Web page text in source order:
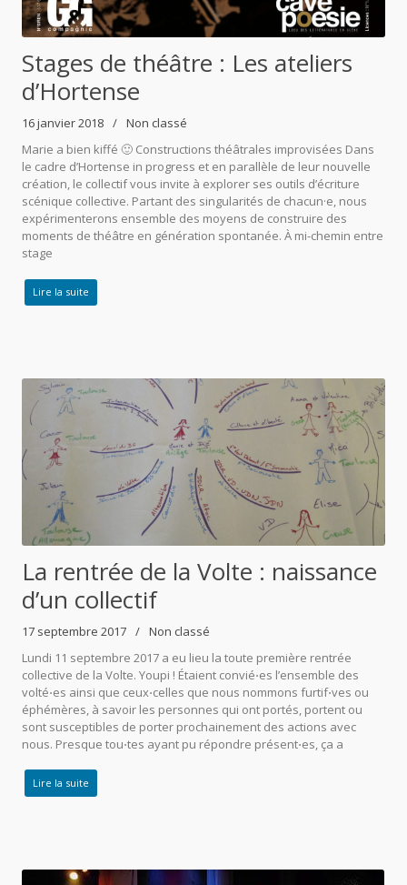
Stages de théâtre : Les ateliers
d’Hortense
16 janvier 2018
Non classé
Marie a bien kiffé 🙂 Constructions théâtrales improvisées Dans
le cadre d’Hortense in progress et en parallèle de leur nouvelle
création, le collectif vous invite à explorer ses outils d’écriture
scénique collective. Partant des singularités de chacun·e, nous
expérimenterons ensemble des moyens de construire des
moments de théâtre en génération spontanée. À mi-chemin entre
stage
Lire la suite
La rentrée de la Volte : naissance
d’un collectif
17 septembre 2017
Non classé
Lundi 11 septembre 2017 a eu lieu la toute première rentrée
collective de la Volte. Youpi ! Étaient convié⋅es l’ensemble des
volté⋅es ainsi que ceux⋅celles que nous nommons furtif⋅ves ou
éphémères, à savoir les personnes qui ont portés, portent ou
sont susceptibles de porter prochainement des actions avec
nous. Presque tou⋅tes ayant pu répondre présent⋅es, ça a
Lire la suite